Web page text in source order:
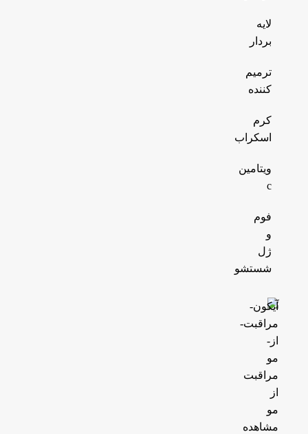
لایه
بردار
ترمیم
کننده
کرم
اسکراب
ویتامین
c
فوم
و
ژل
شستشو
مراقبت
از
مو
مشاهده